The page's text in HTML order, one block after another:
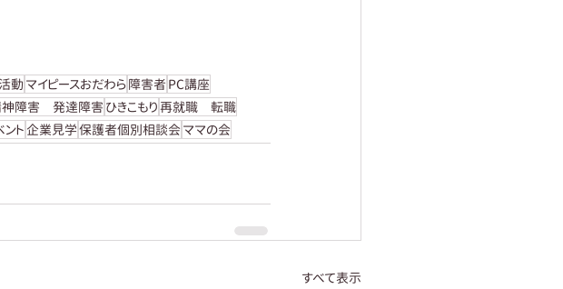
動 マイピースおだわら障害者 PC講座
障害 発達障害 ひきこもり再就職 転職
ント 企業見学保護者個別相談会ママの会
すべて表示